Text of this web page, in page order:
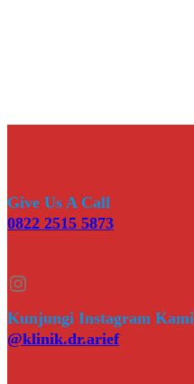
Give Us A Call
0822 2515 5873
Instagram
Kunjungi Instagram Kami
@klinik.dr.arief